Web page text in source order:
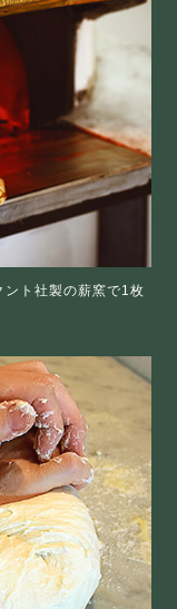
ト社製の薪窯で1枚